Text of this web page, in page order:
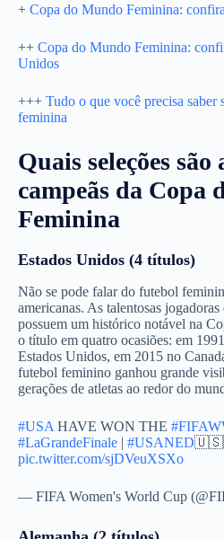
+ Copa do Mundo Feminina:
++ Copa do Mundo Feminina:
Unidos
+++ Tudo o que você precisa
feminina
Quais seleções são
campeãs da Copa
Feminina
Estados Unidos (4 títulos)
Não se pode falar do futebol
americanas. As talentosas
possuem um histórico notável na
o título em quatro ocasiões: em
Estados Unidos, em 2015 no
futebol feminino ganhou grande
gerações de atletas ao redor do
#USA HAVE WON THE
#LaGrandeFinale | #USANED
pic.twitter.com/sjDVeuXSXo
— FIFA Women's World Cup